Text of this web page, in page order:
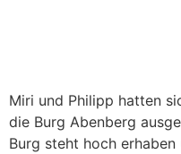
Miri und Philipp hatten
die Burg Abenberg
Burg steht hoch